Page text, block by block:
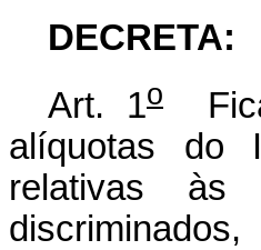
DECRETA:
Art. 1o
alíquotas do
relativas às